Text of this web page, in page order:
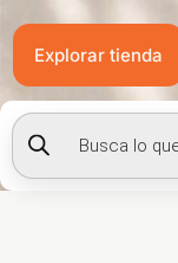
Explorar tienda
Búsqueda
de
productos